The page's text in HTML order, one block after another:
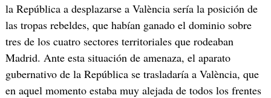
la República a desplazarse a València sería la posición de
las tropas rebeldes, que habían ganado el dominio sobre
tres de los cuatro sectores territoriales que rodeaban
Madrid. Ante esta situación de amenaza, el aparato
gubernativo de la República se trasladaría a València, que
en aquel momento estaba muy alejada de todos los frentes